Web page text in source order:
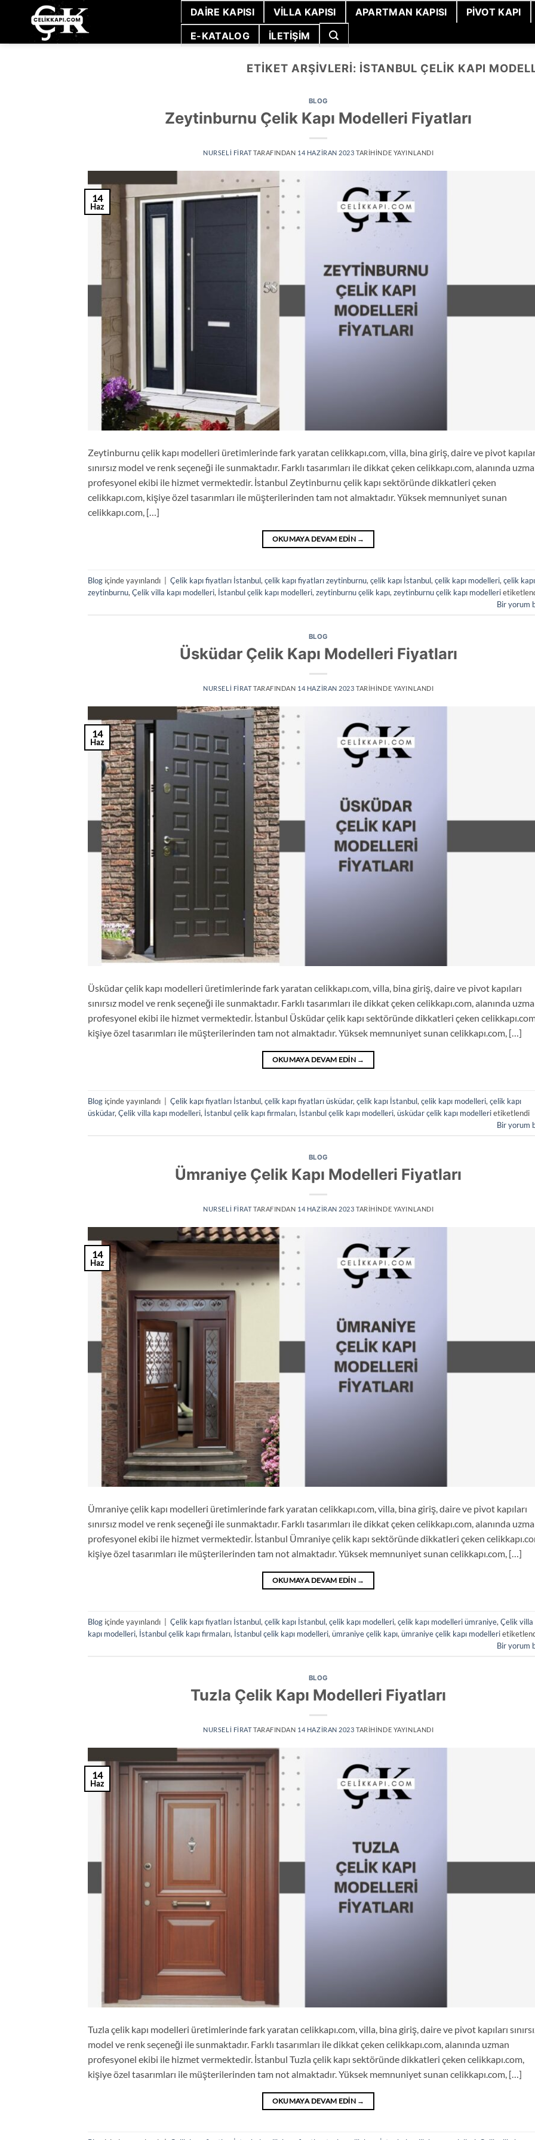
DAIRE KAPISI VILLA KAPISI APARTMAN KAPISI
PIVOT KAPI
E-KATALOG
İLETIŞIM
ETIKET ARŞIVLERI: İSTANBUL ÇELIK KAPI
BLOG
Zeytinburnu Çelik Kapı Modelleri Fiyatları
NURSELI FIRATTARAFINDAN 14 HAZIRAN 2023 TARIHINDE YAYINLANDI
14
Haz
Zeytinburnu çelik kapı modelleri üretimlerinde fark yaratan celikkapı.com, villa, bina giriş, daire ve pivot
sınırsız model ve renk seçeneği ile sunmaktadır. Farklı tasarımları ile dikkat çeken celikkapı.com, alanında
profesyonel ekibi ile hizmet vermektedir. İstanbul Zeytinburnu çelik kapı sektöründe dikkatleri çeken
celikkapı.com, kişiye özel tasarımları ile müşterilerinden tam not almaktadır. Yüksek memnuniyet sunan
celikkapı.com, […]
OKUMAYA DEVAM EDIN →
Blog içinde yayınlandı | Çelik kapı fiyatları İstanbul, çelik kapı fiyatları zeytinburnu, çelik kapı İstanbul, çelik kapı modelleri, çelik kapı
zeytinburnu, Çelik villa kapı modelleri, İstanbul çelik kapı modelleri, zeytinburnu çelik kapı, zeytinburnu çelik kapı modelleri
Bir yorum
BLOG
Üsküdar Çelik Kapı Modelleri Fiyatları
NURSELI FIRATTARAFINDAN 14 HAZIRAN 2023 TARIHINDE YAYINLANDI
14
Haz
Üsküdar çelik kapı modelleri üretimlerinde fark yaratan celikkapı.com, villa, bina giriş, daire ve pivot kapıları
sınırsız model ve renk seçeneği ile sunmaktadır. Farklı tasarımları ile dikkat çeken celikkapı.com, alanında
profesyonel ekibi ile hizmet vermektedir. İstanbul Üsküdar çelik kapı sektöründe dikkatleri çeken
kişiye özel tasarımları ile müşterilerinden tam not almaktadır. Yüksek memnuniyet sunan celikkapı.com, […]
OKUMAYA DEVAM EDIN →
Blog içinde yayınlandı Çelik kapı fiyatları İstanbul, çelik kapı fiyatları üsküdar, çelik kapı İstanbul, çelik kapı modelleri, çelik kapı
üsküdar, Çelik villa kapı modelleri, İstanbul çelik kapı firmaları, İstanbul çelik kapı modelleri, üsküdar çelik kapı modellerietiketlendi
Bir yorum
BLOG
Ümraniye Çelik Kapı Modelleri Fiyatları
NURSELI FIRATTARAFINDAN 14 HAZIRAN 2023 TARIHINDE YAYINLANDI
14
Haz
Ümraniye çelik kapı modelleri üretimlerinde fark yaratan celikkapı.com, villa, bina giriş, daire ve pivot kapıları
sınırsız model ve renk seçeneği ile sunmaktadır. Farklı tasarımları ile dikkat çeken celikkapı.com, alanında
profesyonel ekibi ile hizmet vermektedir. İstanbul Ümraniye çelik kapı sektöründe dikkatleri çeken
kişiye özel tasarımları ile müşterilerinden tam not almaktadır. Yüksek memnuniyet sunan celikkapı.com, […]
OKUMAYA DEVAM EDIN →
Blog içinde yayınlandı Çelik kapı fiyatları İstanbul, çelik kapı İstanbul, çelik kapı modelleri, çelik kapı modelleri ümraniye, Çelik villa
kapı modelleri, İstanbul çelik kapı firmaları, İstanbul çelik kapı modelleri, ümraniye çelik kapı, ümraniye çelik kapı modelleri
Bir yorum
BLOG
Tuzla Çelik Kapı Modelleri Fiyatları
NURSELI FIRATTARAFINDAN 14 HAZIRAN 2023 TARIHINDE YAYINLANDI
14
Haz
Tuzla çelik kapı modelleri üretimlerinde fark yaratan celikkapı.com, villa, bina giriş, daire ve pivot kapıları
model ve renk seçeneği ile sunmaktadır. Farklı tasarımları ile dikkat çeken celikkapı.com, alanında uzman
profesyonel ekibi ile hizmet vermektedir. İstanbul Tuzla çelik kapı sektöründe dikkatleri çeken celikkapı.com,
kişiye özel tasarımları ile müşterilerinden tam not almaktadır. Yüksek memnuniyet sunan celikkapı.com, […]
OKUMAYA DEVAM EDIN →